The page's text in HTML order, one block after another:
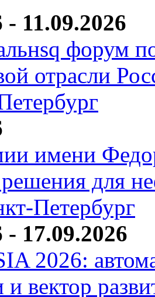
- 11.09.2026
форум
отрасли
имени
для
Петербург
- 17.09.2026
2026:
вектор